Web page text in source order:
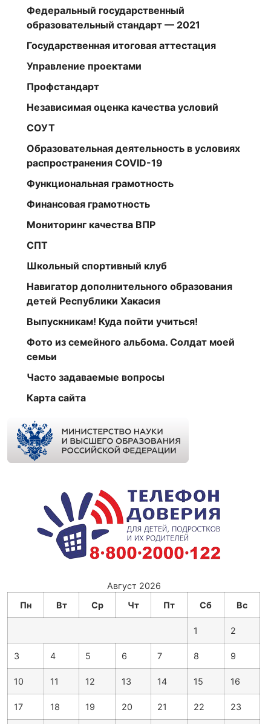
Федеральный государственный
образовательный стандарт — 2021
Государственная итоговая аттестация
Управление проектами
Профстандарт
Независимая оценка качества условий
СОУТ
Образовательная деятельность в условиях
распространения COVID-19
Функциональная грамотность
Финансовая грамотность
Мониторинг качества ВПР
СПТ
Школьный спортивный клуб
Навигатор дополнительного образования
детей Республики Хакасия
Выпускникам! Куда пойти учиться!
Фото из семейного альбома. Солдат моей
семьи
Часто задаваемые вопросы
Карта сайта
Август 2026
Пн
Вт Ср Чт Пт Сб Вс
1 2
3 4 5 6 7 8 9
10 11 12 13 14 15 16
17 18 19 20 21 22 23